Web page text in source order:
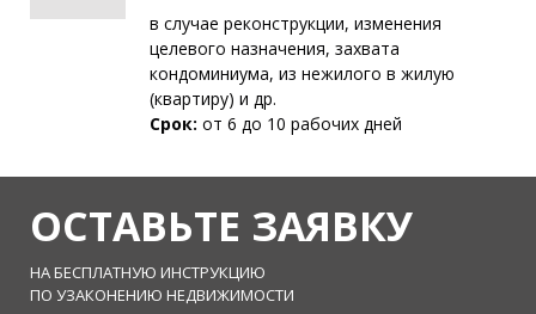
в случае реконструкции, изменения
целевого назначения, захвата
кондоминиума, из нежилого в жилую
(квартиру) и др.
Срок: от 6 до 10 рабочих дней
ОСТАВЬТЕ ЗАЯВКУ
НА БЕСПЛАТНУЮ ИНСТРУКЦИЮ
ПО УЗАКОНЕНИЮ НЕДВИЖИМОСТИ